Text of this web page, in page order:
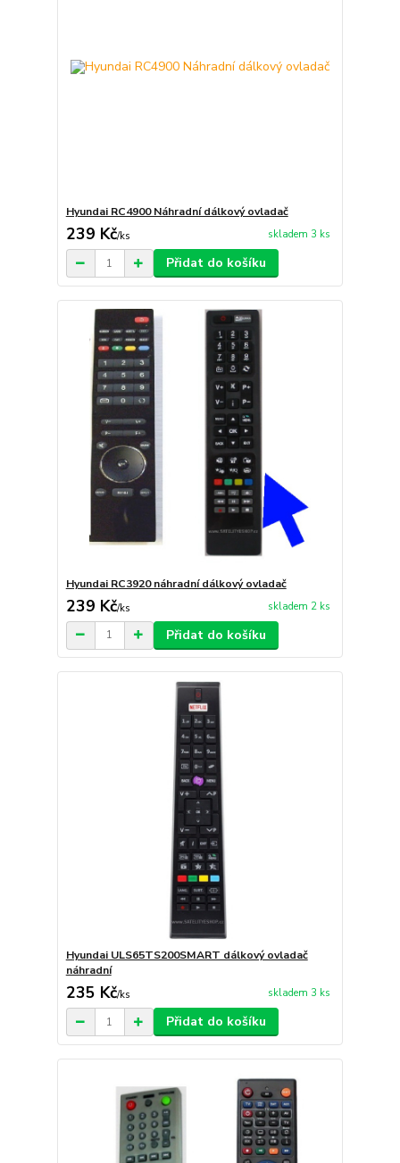
Hyundai RC4900 Náhradní dálkový ovladač
239 Kč/ks skladem 3 ks
Přidat do košíku
Hyundai RC3920 náhradní dálkový ovladač
239 Kč/ks skladem 2 ks
Přidat do košíku
Hyundai ULS65TS200SMART dálkový ovladač
náhradní
235 Kč/ks skladem 3 ks
Přidat do košíku